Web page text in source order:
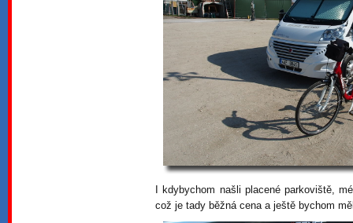
I kdybychom našli placené parkoviště,
což je tady běžná cena a ještě bychom